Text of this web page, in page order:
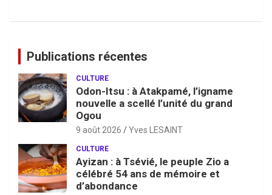
Publications récentes
CULTURE
Odon-Itsu : à Atakpamé, l’igname
nouvelle a scellé l’unité du grand
Ogou
9 août 2026 Yves LESAINT
CULTURE
Ayizan : à Tsévié, le peuple Zio a
célébré 54 ans de mémoire et
d’abondance